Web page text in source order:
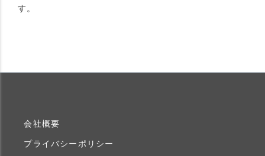
す。
会社概要
プライバシーポリシー